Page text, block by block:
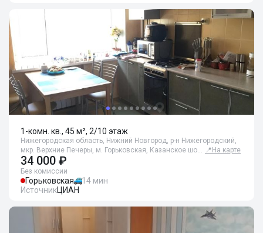
1-комн. кв., 45 м², 2/10 этаж
Нижегородская область, Нижний Новгород, р-н Нижегородский,
мкр. Верхние Печеры, м. Горьковская, Казанское шо… 📍 На карте
34 000 ₽
Без комиссии
Горьковская
14 мин
ИсточникЦИАН